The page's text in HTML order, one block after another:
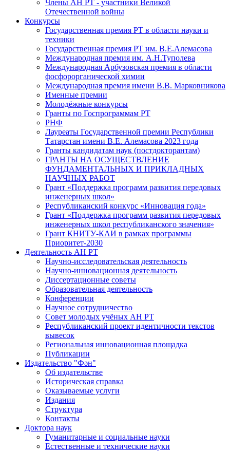
Члены АН РТ - участники Великой
Отечественной войны
Конкурсы
Государственная премия РТ в области науки и
техники
Государственная премия РТ им. В.Е.Алемасова
Международная премия им. А.Н.Туполева
Международная Арбузовская премия в области
фосфорорганической химии
Международная премия имени В.В. Марковникова
Именные премии
Молодёжные конкурсы
Гранты по Госпрограммам РТ
РНФ
Лауреаты Государственной премии Республики
Татарстан имени В.Е. Алемасова 2023 года
Гранты кандидатам наук (постдокторантам)
ГРАНТЫ НА ОСУЩЕСТВЛЕНИЕ
ФУНДАМЕНТАЛЬНЫХ И ПРИКЛАДНЫХ
НАУЧНЫХ РАБОТ
Грант «Поддержка программ развития передовых
инженерных школ»
Республиканский конкурс «Инновация года»
Грант «Поддержка программ развития передовых
инженерных школ республиканского значения»
Грант КНИТУ-КАИ в рамках программы
Приоритет-2030
Деятельность АН РТ
Научно-исследовательская деятельность
Научно-инновационная деятельность
Диссертационные советы
Образовательная деятельность
Конференции
Научное сотрудничество
Совет молодых учёных АН РТ
Республиканский проект идентичности текстов
вывесок
Региональная инновационная площадка
Публикации
Издательство "Фән"
Об издательстве
Историческая справка
Оказываемые услуги
Издания
Структура
Контакты
Доктора наук
Гуманитарные и социальные науки
Естественные и технические науки